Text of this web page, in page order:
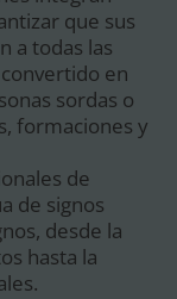
que sus
a todas las
en
sordas o
formaciones y
de
de signos
desde la
hasta la